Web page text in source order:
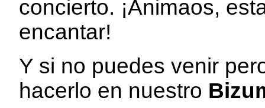
concierto. ¡Animaos,
encantar!
Y si no puedes venir
hacerlo en nuestro